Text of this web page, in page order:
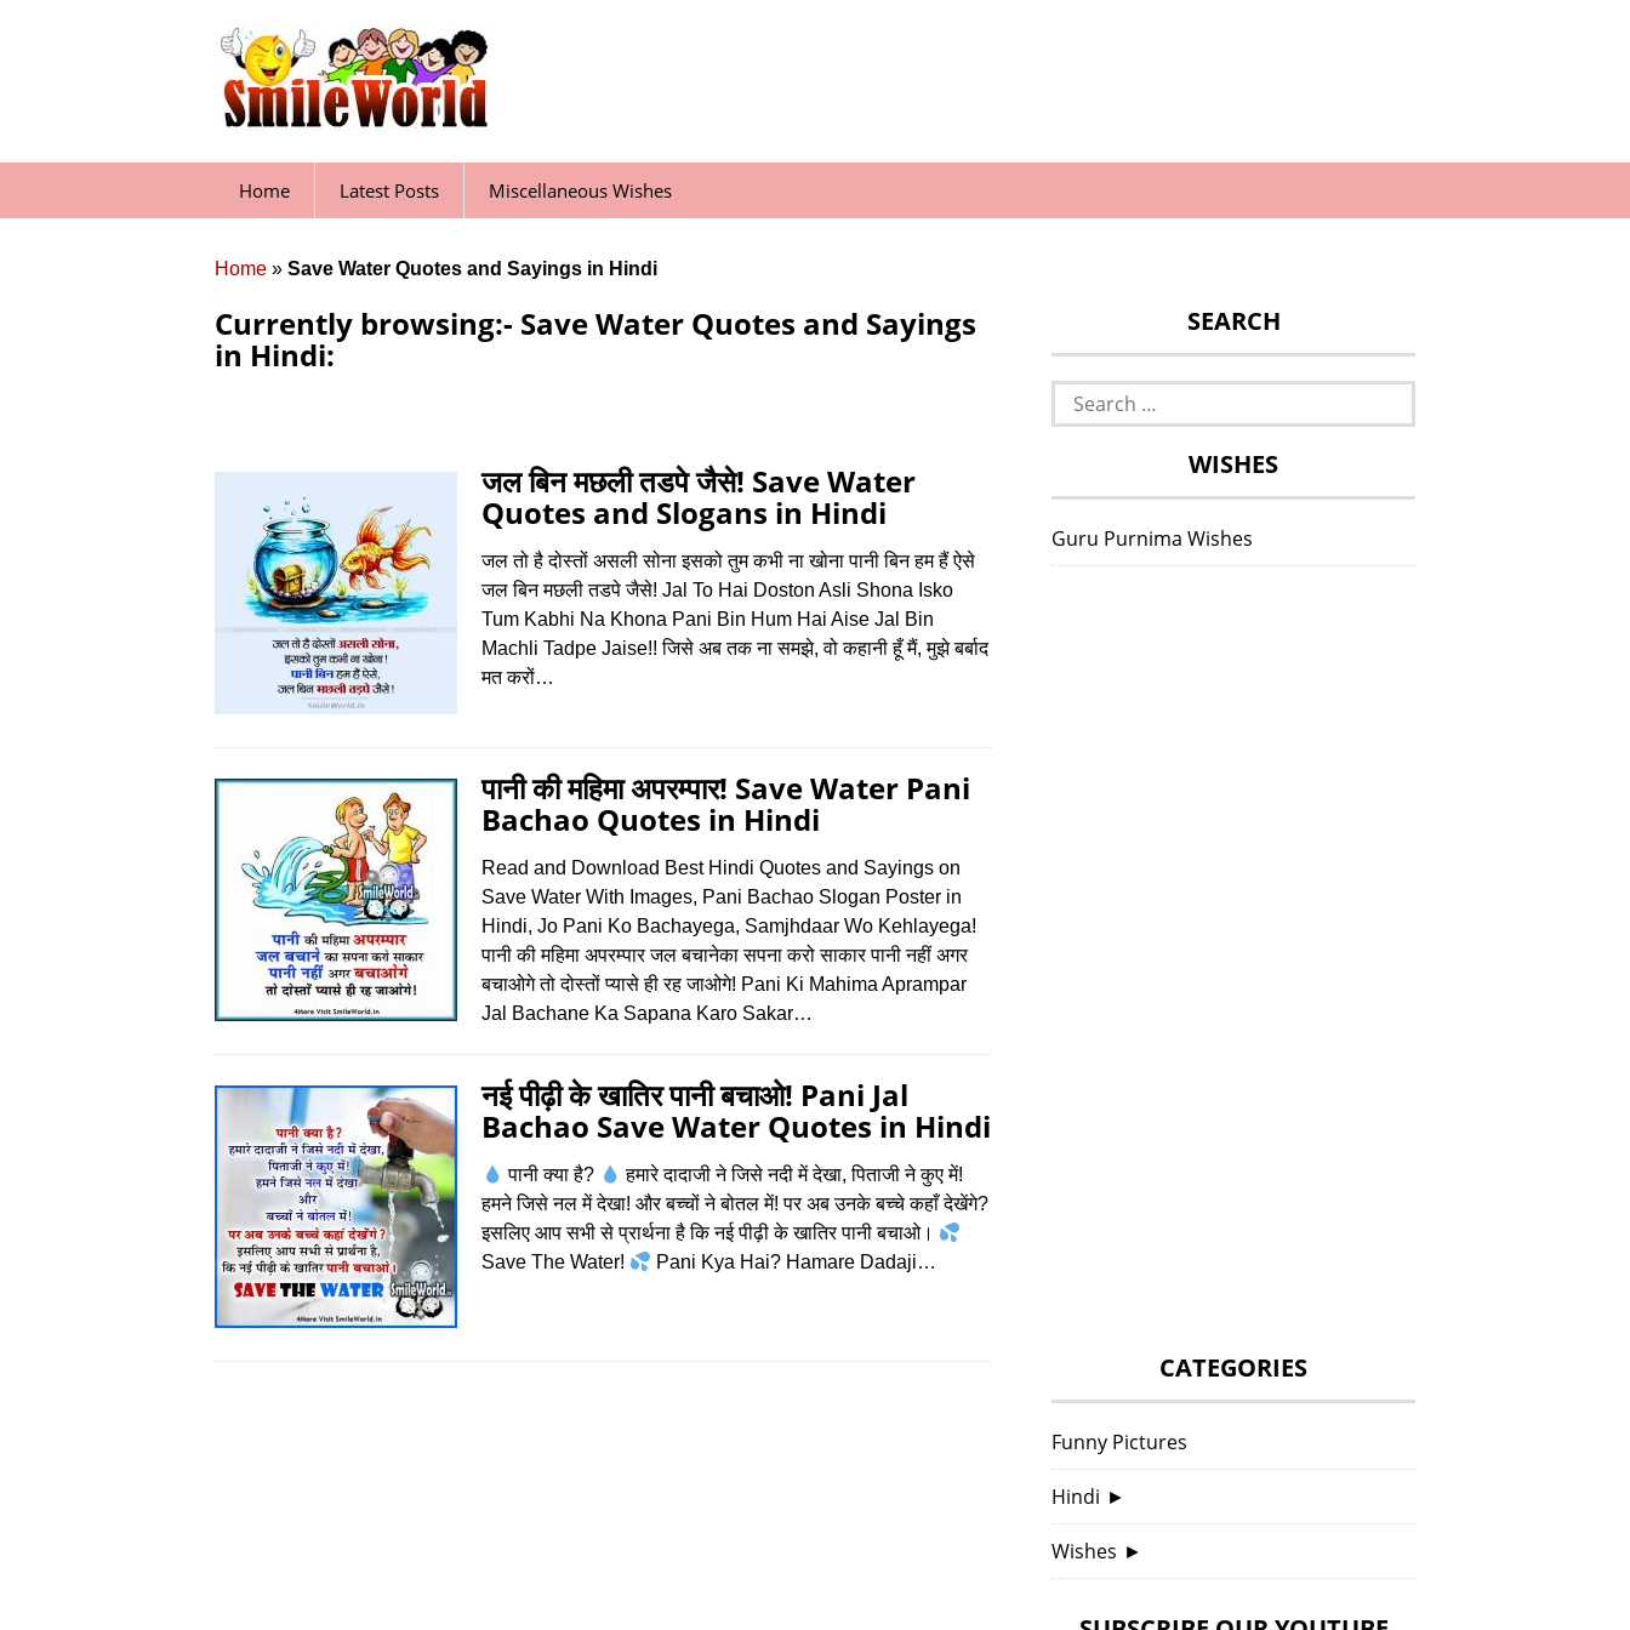
Home Latest Posts Miscellaneous Wishes
Home » Save Water Quotes and Sayings in Hindi
Currently browsing:- Save Water Quotes and Sayings
in Hindi:
जल बिन मछली तडपे जैसे! Save Water
Quotes and Slogans in Hindi
जल तो है दोस्तों असली सोना इसको तुम कभी ना खोना पानी बिन हम हैं ऐसे
जल बिन मछली तडपे जैसे! Jal To Hai Doston Asli Shona Isko
Tum Kabhi Na Khona Pani Bin Hum Hai Aise Jal Bin
Machli Tadpe Jaise!! जिसे अब तक ना समझे, वो कहानी हूँ मैं, मुझे बर्बाद
मत करों…
पानी की महिमा अपरम्पार! Save Water Pani
Bachao Quotes in Hindi
Read and Download Best Hindi Quotes and Sayings on
Save Water With Images, Pani Bachao Slogan Poster in
Hindi, Jo Pani Ko Bachayega, Samjhdaar Wo Kehlayega!
पानी की महिमा अपरम्पार जल बचानेका सपना करो साकार पानी नहीं अगर
बचाओगे तो दोस्तों प्यासे ही रह जाओगे! Pani Ki Mahima Aprampar
Jal Bachane Ka Sapana Karo Sakar…
नई पीढ़ी के खातिर पानी बचाओ! Pani Jal
Bachao Save Water Quotes in Hindi
पानी क्या है?
हमारे दादाजी ने जिसे नदी में देखा, पिताजी ने कुए में!
हमने जिसे नल में देखा! और बच्चों ने बोतल में! पर अब उनके बच्चे कहाँ देखेंगे?
इसलिए आप सभी से प्रार्थना है कि नई पीढ़ी के खातिर पानी बचाओ।
Save The Water!
Pani Kya Hai? Hamare Dadaji…
SEARCH
Search
for:
WISHES
Guru Purnima Wishes
CATEGORIES
Funny Pictures
Hindi ►
Wishes ►